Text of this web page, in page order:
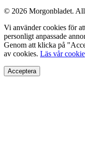
© 2026 Morgonbladet.
Vi använder cookies för
personligt anpassade
Genom att klicka på
av cookies. Läs vår
Acceptera